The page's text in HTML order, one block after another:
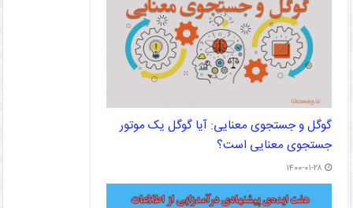
گوگل و جستجوی معنایی: آیا گوگل یک موتور
جستجوی معنایی است؟
۱۴۰۰-۰۱-۲۸